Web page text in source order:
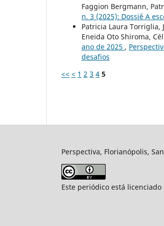
Faggion Bergmann,
n. 3 (2025): Dossiê A
Patricia Laura Torriglia,
Eneida Oto Shiroma,
ano de 2025 ,
desafios
<< < 1 2 3 4 5
Perspectiva, Florianópolis,
Este periódico está licenciado